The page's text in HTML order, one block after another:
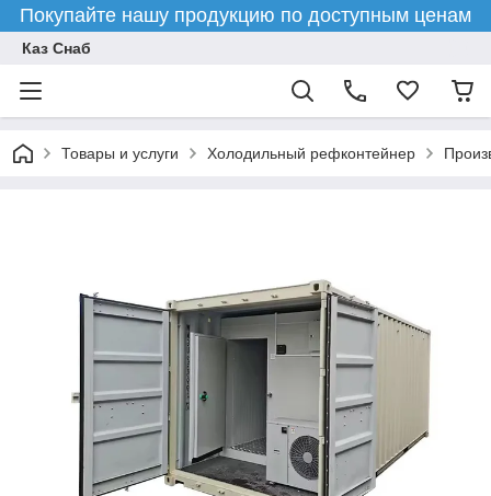
Покупайте нашу продукцию по доступным ценам
Каз Снаб
Товары и услуги Холодильный рефконтейнер